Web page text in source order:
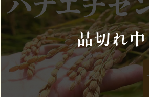
品切れ中